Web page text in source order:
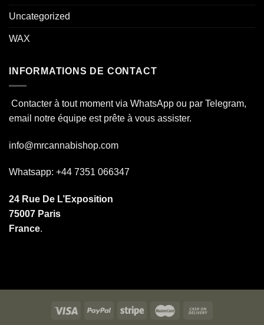
Uncategorized
WAX
INFORMATIONS DE CONTACT
Contacter à tout moment via WhatsApp ou par Telegram,
email notre équipe est prête à vous assister.
info@mrcannabishop.com
Whatsapp: +44 7351 066347
24 Rue De L’Exposition
75007 Paris
France.